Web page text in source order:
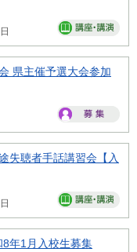
県主催予選大会参加
失聴者手話講習会【入
年1月入校生募集